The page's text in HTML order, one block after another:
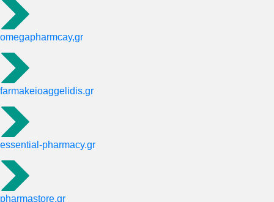
omegapharmcay,gr
farmakeioaggelidis.gr
essential-pharmacy.gr
pharmastore.gr